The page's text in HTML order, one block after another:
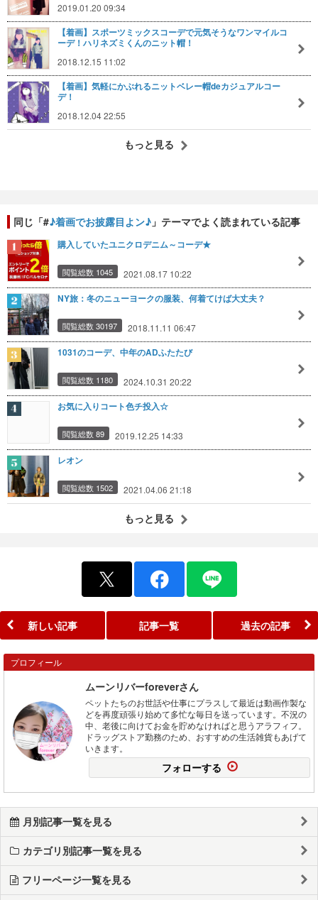
2019.01.20 09:34
【着画】スポーツミックスコーデで元気そうなワンマイルコ
ーデ！ハリネズミくんのニット帽！
2018.12.15 11:02
【着画】気軽にかぶれるニットベレー帽deカジュアルコー
デ！
2018.12.04 22:55
もっと見る
同じ「#♪着画でお披露目よン♪ 」テーマでよく読まれている記事
購入していたユニクロデニム～コーデ★
閲覧総数 1045 2021.08.17 10:22
NY旅：冬のニューヨークの服装、何着てけば大丈夫？
閲覧総数 30197 2018.11.11 06:47
1031のコーデ、中年のADふたたび
閲覧総数 1180 2024.10.31 20:22
お気に入りコート色チ投入☆
閲覧総数 89 2019.12.25 14:33
レオン
閲覧総数 1502 2021.04.06 21:18
もっと見る
新しい記事 記事一覧 過去の記事
プロフィール
ムーンリバーforeverさん
ペットたちのお世話や仕事にプラスして最近は動画作製な
どを再度頑張り始めて多忙な毎日を送っています。不況の
中、老後に向けてお金を貯めなければと思うアラフィフ。
ドラッグストア勤務のため、おすすめの生活雑貨もあげて
いきます。
フォローする
月別記事一覧を見る
カテゴリ別記事一覧を見る
フリーページ一覧を見る